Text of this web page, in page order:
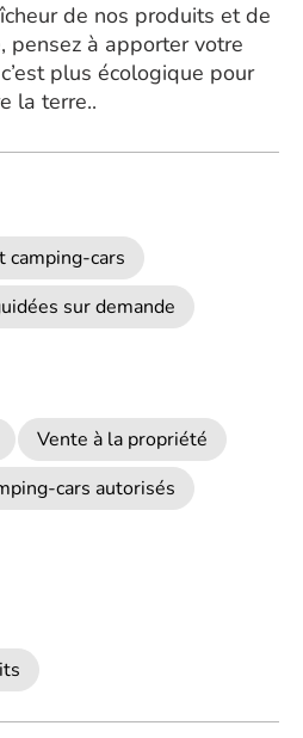
de nos produits et de
pensez à apporter votre
plus écologique pour
la terre..
cars
sur demande
Vente à la propriété
cars autorisés